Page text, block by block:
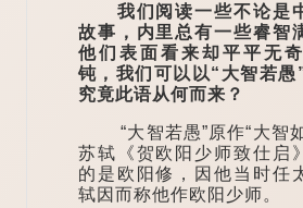
我们阅读一些不论是
故事，内里总有一些睿智
他们表面看来却平平无
钝，我们可以以“大智若愚
究竟此语从何而来？
“大智若愚”原作“大智如
苏轼《贺欧阳少师致仕启
的是欧阳修，因他当时任
轼因而称他作欧阳少师。